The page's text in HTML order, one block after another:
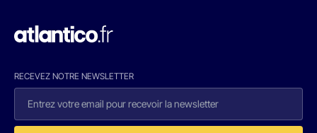
RECEVEZ NOTRE NEWSLETTER